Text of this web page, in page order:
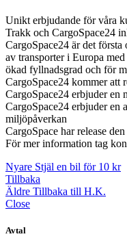
Unikt erbjudande för våra
Trakk och CargoSpace24
CargoSpace24 är det
av transporter i Europa
ökad fyllnadsgrad och för
CargoSpace24 kommer att
CargoSpace24 erbjuder en
CargoSpace24 erbjuder en
miljöpåverkan
CargoSpace har release
För mer information tag
Nyare Stjäl en bil för 10 kr
Tillbaka
Äldre Tillbaka till H.K.
Close
Avtal